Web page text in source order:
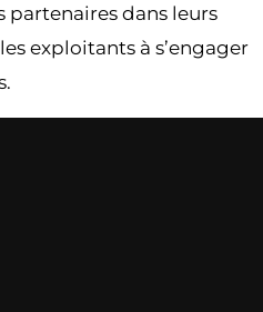
partenaires dans leurs
exploitants à s’engager